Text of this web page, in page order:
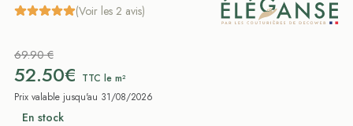
(Voir les 2 avis)
69.90 €
52.50€ TTC le m²
Prix valable jusqu'au 31/08/2026
En stock